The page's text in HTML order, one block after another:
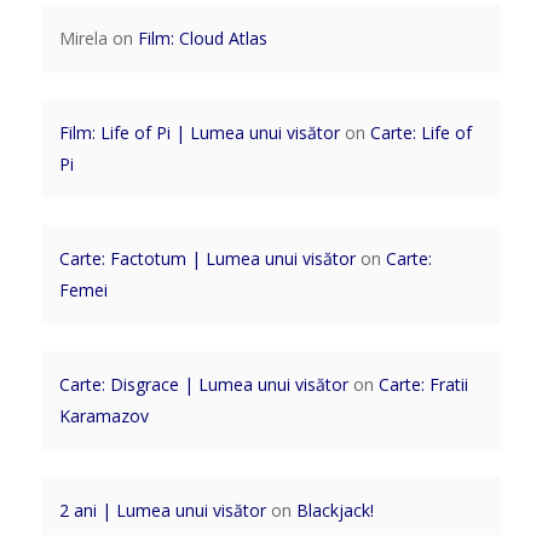
Mirela on Film: Cloud Atlas
Film: Life of Pi | Lumea unui visătoron Carte: Life of
Pi
Carte: Factotum | Lumea unui visătoron Carte:
Femei
Carte: Disgrace | Lumea unui visătoron Carte: Fratii
Karamazov
2 ani | Lumea unui visătoron Blackjack!